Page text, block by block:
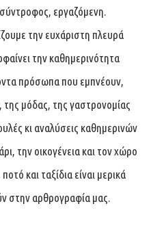
εργαζόμενη.
την ευχάριστη πλευρά
την καθημερινότητα
πρόσωπα που εμπνέουν,
μόδας, της γαστρονομίας
κι αναλύσεις καθημερινών
την οικογένεια και τον χώρο
και ταξίδια είναι μερικά
στην αρθρογραφία μας.